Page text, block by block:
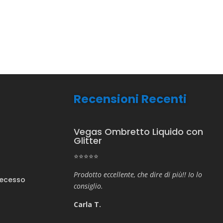
Recensioni Recenti
Vegas Ombretto Liquido con
Glitter
⭐⭐⭐⭐⭐
Prodotto eccellente, che dire di più!! Io lo
consiglio.
Carla T.